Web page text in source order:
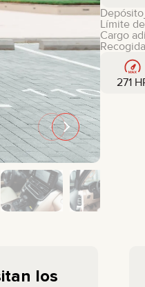
CHEVROLET
TOYOTA
Depósito
Límite
Cargo
271
los